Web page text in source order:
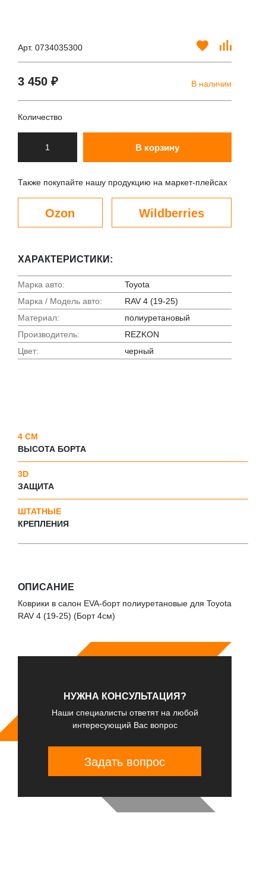
Арт. 0734035300
3 450 ₽ В наличии
Количество
В корзину
Также покупайте нашу продукцию на маркет-плейсах
Ozon Wildberries
ХАРАКТЕРИСТИКИ:
Марка авто:
Toyota
Марка / Модель авто:
RAV 4 (19-25)
Материал:
полиуретановый
Производитель:
REZKON
Цвет:
черный
4 СМ
ВЫСОТА БОРТА
3D
ЗАЩИТА
ШТАТНЫЕ
КРЕПЛЕНИЯ
ОПИСАНИЕ
Коврики в салон EVA-борт полиуретановые для Toyota
RAV 4 (19-25) (Борт 4см)
НУЖНА КОНСУЛЬТАЦИЯ?
Наши специалисты ответят на любой
интересующий Вас вопрос
Задать вопрос